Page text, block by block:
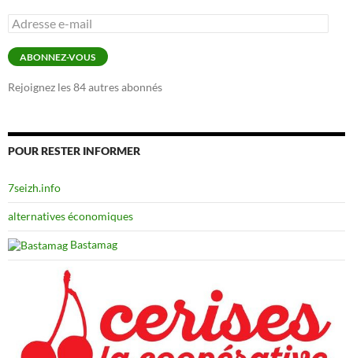
Adresse
e-
mail
ABONNEZ-VOUS
Rejoignez les 84 autres abonnés
POUR RESTER INFORMER
7seizh.info
alternatives économiques
Bastamag